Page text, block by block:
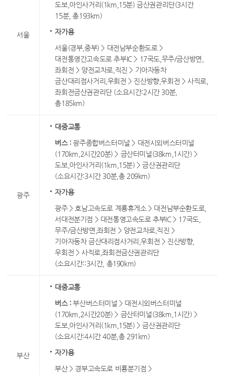
서울
도보,아인사거리(1km,15분) 금산권관리단(3시간
15분, 총193km)
자가용
서울(경부,중부) > 대전남부순환도로 >
대전통영간고속도로 추부IC > 17국도,무주/금산방면,
좌회전 > 양전교차로,직진 > 기아자동차
금산대리점사거리,우회전 > 진산방향,우회전 > 사직로,
좌회전금산권관리단 (소요시간:2시간 30분,
총185km)
광주
대중교통
버스 :광주종합버스터미널 > 대전시외버스터미널
(170km,2시간20분) > 금산터미널(38km,1시간) >
도보,아인사거리(1km,15분) > 금산권관리단
(소요시간:3시간 30분,총 209km)
자가용
광주 > 호남고속도로 계룡휴게소 > 대전남부순환도로,
서대전분기점 > 대전통영고속도로 추부IC > 17국도,
무주/금산방면,좌회전 > 양전교차로,직진 >
기아자동차 금산대리점사거리,우회전 > 진산방향,
우회전 > 사직로,좌회전금산권관리단
(소요시간::3시간, 총190km)
부산
대중교통
버스 :부산버스터미널 > 대전시외버스터미널
(170km,2시간20분) > 금산터미널(38km,1시간) >
도보,아인사거리(1km,15분) > 금산권관리단
(소요시간:4시간 40분,총 291km)
자가용
부산 > 경부고속도로 비룡분기점 >